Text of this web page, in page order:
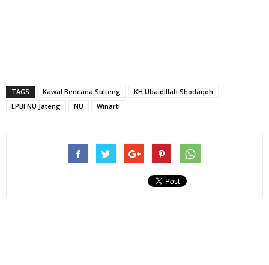
TAGS Kawal Bencana Sulteng
KH Ubaidillah Shodaqoh
LPBI NU Jateng
NU Winarti